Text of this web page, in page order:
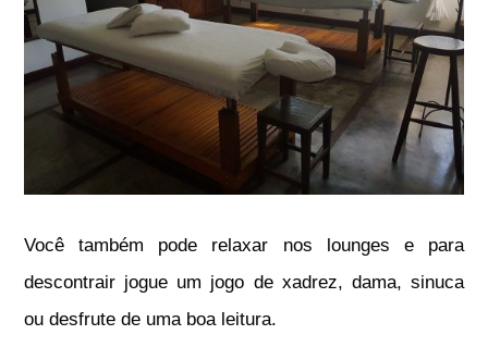
Você também pode relaxar nos lounges e para
descontrair jogue um jogo de xadrez, dama, sinuca
ou desfrute de uma boa leitura.